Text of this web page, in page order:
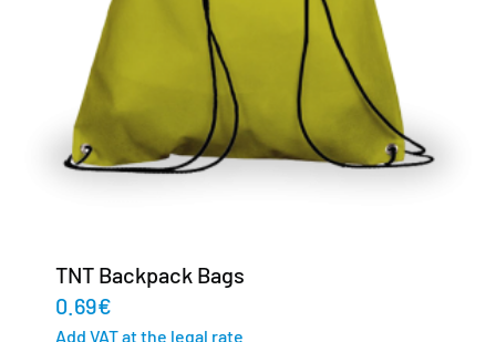
TNT Backpack Bags
0.69€
Add VAT at the legal rate